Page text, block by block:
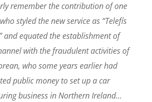
remember the contribution of one
styled the new service as “Telefís
and equated the establishment of
with the fraudulent activities of
who some years earlier had
public money to set up a car
business in Northern Ireland…